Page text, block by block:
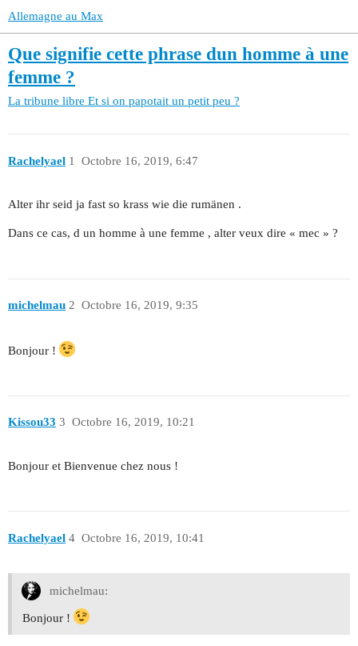
Allemagne au Max
Que signifie cette phrase dun homme à une
femme ?
La tribune libre Et si on papotait un petit peu ?
Rachelyael Octobre 16, 2019, 6:47
1
Alter ihr seid ja fast so krass wie die rumänen .
Dans ce cas, d un homme à une femme , alter veux dire « mec » ?
michelmau Octobre 16, 2019, 9:35
2
Bonjour !
Kissou33 Octobre 16, 2019, 10:21
3
Bonjour et Bienvenue chez nous !
Rachelyael Octobre 16, 2019, 10:41
4
michelmau:
Bonjour !